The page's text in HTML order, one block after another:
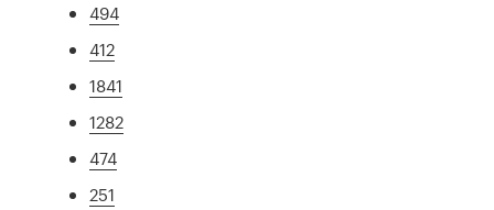
494
412
1841
1282
474
251